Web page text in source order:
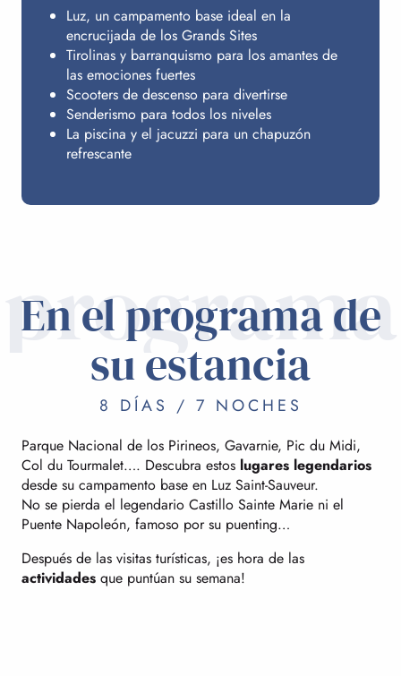
Luz, un campamento base ideal en la
encrucijada de los Grands Sites
Tirolinas y barranquismo para los amantes de
las emociones fuertes
Scooters de descenso para divertirse
Senderismo para todos los niveles
La piscina y el jacuzzi para un chapuzón
refrescante
programa
En el programa de
su estancia
8 DÍAS / 7 NOCHES
Parque Nacional de los Pirineos, Gavarnie, Pic du Midi,
Col du Tourmalet…. Descubra estos lugares legendarios
desde su campamento base en Luz Saint-Sauveur.
No se pierda el legendario Castillo Sainte Marie ni el
Puente Napoleón, famoso por su puenting…
Después de las visitas turísticas, ¡es hora de las
actividades que puntúan su semana!